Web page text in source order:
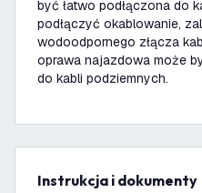
być łatwo podłączona do
podłączyć okablowanie,
wodoodpornego złącza
oprawa najazdowa może
do kabli podziemnych.
Instrukcja i dokumenty